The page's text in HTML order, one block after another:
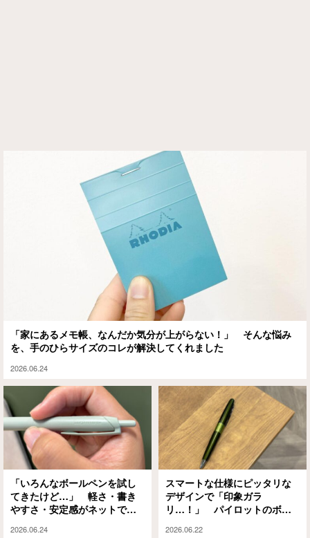
「家にあるメモ帳、なんだか気分が上がらない！」 そんな悩み
を、手のひらサイズのコレが解決してくれました
2026.06.24
「いろんなボールペンを試し
てきたけど…」 軽さ・書き
やすさ・安定感がネットで評
2026.06.24
スマートな仕様にピッタリな
デザインで「印象ガラ
リ…！」 パイロットのボー
2026.06.22